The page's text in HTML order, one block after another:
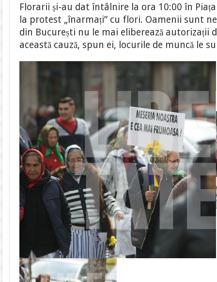
sunt
nemulțumiți
că
nu
se
mai
eliberează
de
funcţionare
Florarii și-au dat întâlnire la ora 10:00 în
la protest „înarmați” cu flori. Oamenii sunt
din București nu le mai eliberează autorizații
această cauză, spun ei, locurile de muncă le